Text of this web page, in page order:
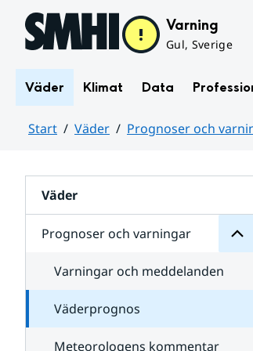
Hoppa till sidans innehåll Varning
Gul, Sverige
Väder Klimat Data
Start Väder Prognoser och
Väder
Prognoser och varningar
för
Varningar och meddelanden
Väderprognos
Meteorologens kommentar